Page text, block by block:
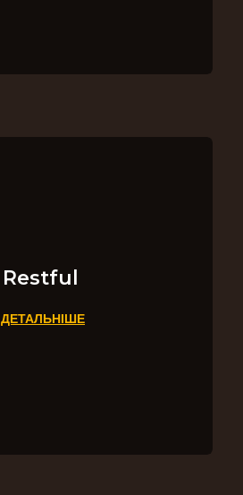
Restful
ДЕТАЛЬНІШЕ